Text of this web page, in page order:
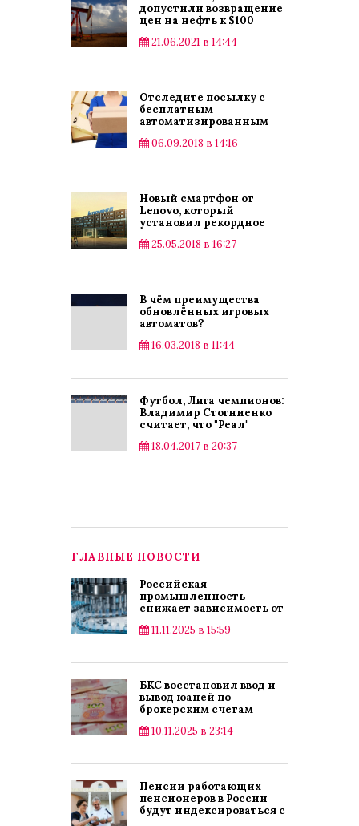
допустили возвращение
цен на нефть к $100
21.06.2021 в 14:44
Отследите посылку с
бесплатным
автоматизированным
06.09.2018 в 14:16
Новый смартфон от
Lenovo, который
установил рекордное
«Корпус:Экран»
25.05.2018 в 16:27
В чём преимущества
обновлённых игровых
автоматов?
16.03.2018 в 11:44
Футбол, Лига чемпионов:
Владимир Стогниенко
считает, что "Реал"
18.04.2017 в 20:37
ГЛАВНЫЕ НОВОСТИ
Российская
промышленность
снижает зависимость от
11.11.2025 в 15:59
БКС восстановил ввод и
вывод юаней по
брокерским счетам
10.11.2025 в 23:14
Пенсии работающих
пенсионеров в России
будут индексироваться с